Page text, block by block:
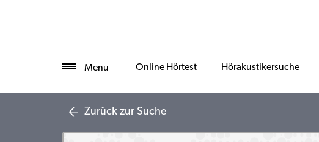
Menu Online Hörtest Hörakustikersuche
Zurück zur Suche